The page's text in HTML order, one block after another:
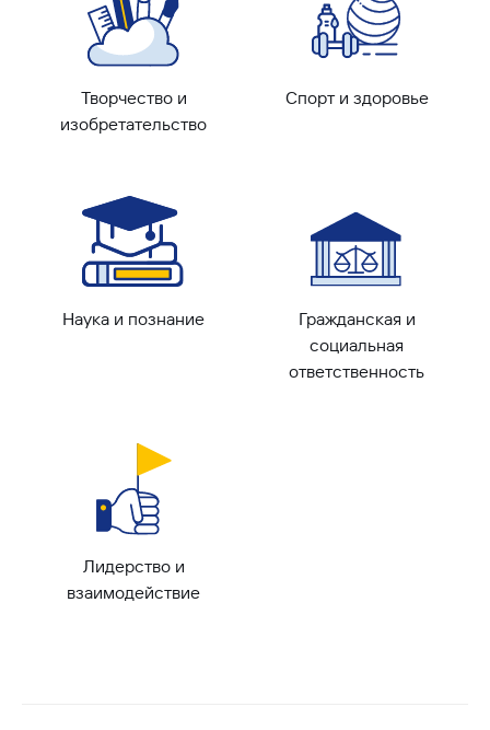
Творчество и
изобретательство
Спорт и здоровье
Наука и познание
Гражданская и
социальная
ответственность
Лидерство и
взаимодействие